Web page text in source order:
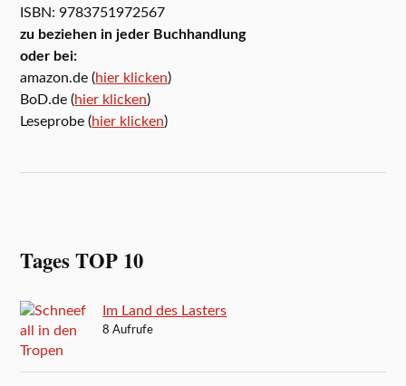
ISBN: 9783751972567
zu beziehen in jeder Buchhandlung
oder bei:
amazon.de (hier klicken)
BoD.de (hier klicken)
Leseprobe (hier klicken)
Tages TOP 10
Im Land des Lasters
8 Aufrufe